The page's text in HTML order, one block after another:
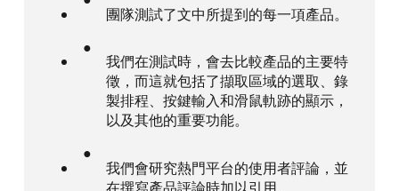
團隊測試了文中所提到的每一項產品。
我們在測試時，會去比較產品的主要特
徵，而這就包括了擷取區域的選取、錄
製排程、按鍵輸入和滑鼠軌跡的顯示，
以及其他的重要功能。
我們會研究熱門平台的使用者評論，並